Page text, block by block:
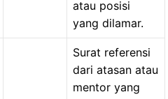
atau posisi
yang dilamar.
Surat referensi
dari atasan atau
mentor yang